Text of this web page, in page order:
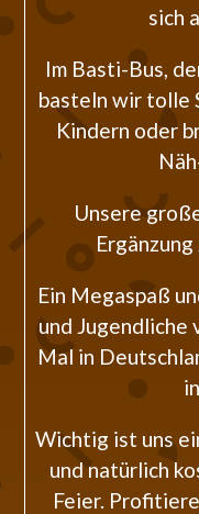
sich
Im Basti-Bus,
basteln wir tolle
Kindern oder
Unsere
Ein Megaspaß
und Jugendliche
Mal in
Wichtig ist uns
und natürlich
Feier.